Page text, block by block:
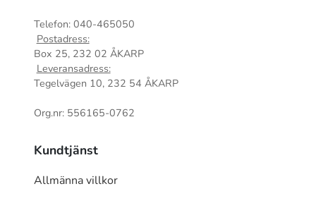
Telefon: 040-465050
Postadress:
Box 25, 232 02 ÅKARP
Leveransadress:
Tegelvägen 10, 232 54 ÅKARP
Org.nr: 556165-0762
Kundtjänst
Allmänna villkor